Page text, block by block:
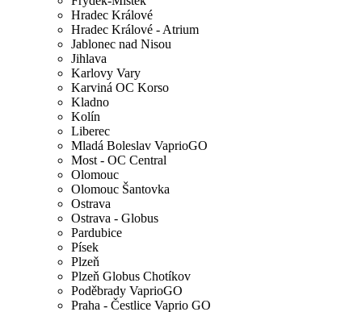
Hradec Králové
Hradec Králové - Atrium
Jablonec nad Nisou
Jihlava
Karlovy Vary
Karviná OC Korso
Kladno
Kolín
Liberec
Mladá Boleslav VaprioGO
Most - OC Central
Olomouc
Olomouc Šantovka
Ostrava
Ostrava - Globus
Pardubice
Písek
Plzeň
Plzeň Globus Chotíkov
Poděbrady VaprioGO
Praha - Čestlice Vaprio GO